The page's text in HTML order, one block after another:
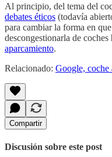
Al principio, del tema del
debates éticos (todavía
para cambiar la forma en
descongestionarla de coches
aparcamiento.
Relacionado: Google,
Compartir
Discusión sobre este post